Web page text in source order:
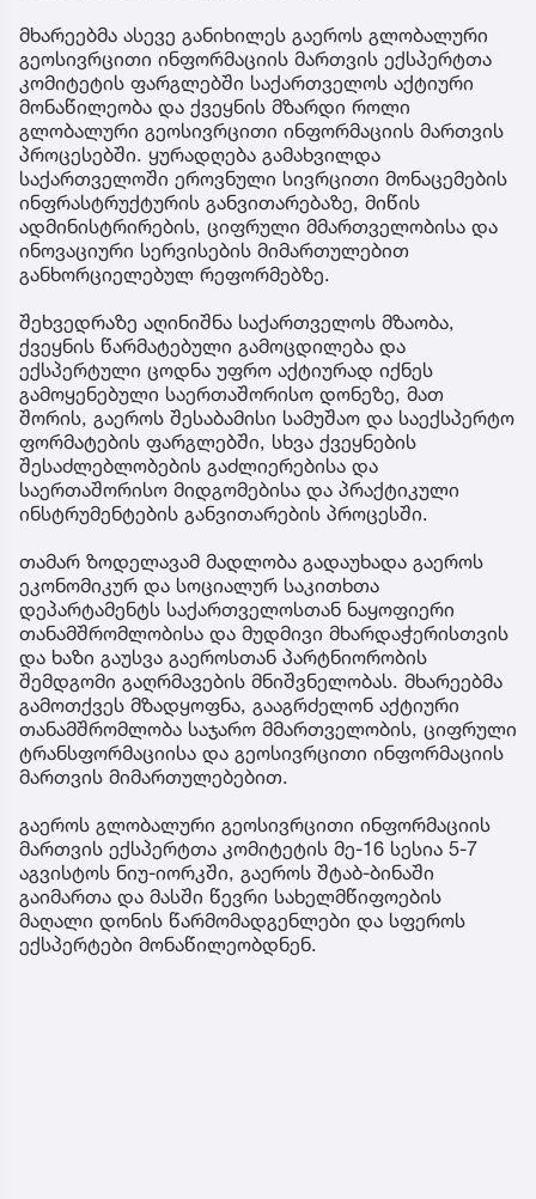
მხარეებმა ასევე განიხილეს გაეროს გლობალური
გეოსივრცითი ინფორმაციის მართვის ექსპერტთა
კომიტეტის ფარგლებში საქართველოს აქტიური
მონაწილეობა და ქვეყნის მზარდი როლი
გლობალური გეოსივრცითი ინფორმაციის მართვის
პროცესებში. ყურადღება გამახვილდა
საქართველოში ეროვნული სივრცითი მონაცემების
ინფრასტრუქტურის განვითარებაზე, მიწის
ადმინისტრირების, ციფრული მმართველობისა და
ინოვაციური სერვისების მიმართულებით
განხორციელებულ რეფორმებზე.
შეხვედრაზე აღინიშნა საქართველოს მზაობა,
ქვეყნის წარმატებული გამოცდილება და
ექსპერტული ცოდნა უფრო აქტიურად იქნეს
გამოყენებული საერთაშორისო დონეზე, მათ
შორის, გაეროს შესაბამისი სამუშაო და საექსპერტო
ფორმატების ფარგლებში, სხვა ქვეყნების
შესაძლებლობების გაძლიერებისა და
საერთაშორისო მიდგომებისა და პრაქტიკული
ინსტრუმენტების განვითარების პროცესში.
თამარ ზოდელავამ მადლობა გადაუხადა გაეროს
ეკონომიკურ და სოციალურ საკითხთა
დეპარტამენტს საქართველოსთან ნაყოფიერი
თანამშრომლობისა და მუდმივი მხარდაჭერისთვის
და ხაზი გაუსვა გაეროსთან პარტნიორობის
შემდგომი გაღრმავების მნიშვნელობას. მხარეებმა
გამოთქვეს მზადყოფნა, გააგრძელონ აქტიური
თანამშრომლობა საჯარო მმართველობის, ციფრული
ტრანსფორმაციისა და გეოსივრცითი ინფორმაციის
მართვის მიმართულებებით.
გაეროს გლობალური გეოსივრცითი ინფორმაციის
მართვის ექსპერტთა კომიტეტის მე-16 სესია 5-7
აგვისტოს ნიუ-იორკში, გაეროს შტაბ-ბინაში
გაიმართა და მასში წევრი სახელმწიფოების
მაღალი დონის წარმომადგენლები და სფეროს
ექსპერტები მონაწილეობდნენ.